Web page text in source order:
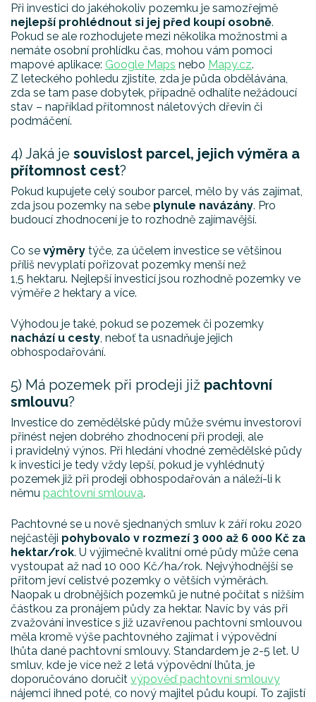
Při investici do jakéhokoliv pozemku je samozřejmě
nejlepší prohlédnout si jej před koupí osobně.
Pokud se ale rozhodujete mezi několika možnostmi a
nemáte osobní prohlídku čas, mohou vám pomoci
mapové aplikace: Google Maps nebo Mapy.cz.
Z leteckého pohledu zjistíte, zda je půda obdělávána,
zda se tam pase dobytek, případně odhalíte nežádoucí
stav – například přítomnost náletových dřevin či
podmáčení.
4) Jaká je souvislost parcel, jejich výměra a
přítomnost cest?
Pokud kupujete celý soubor parcel, mělo by vás zajímat,
zda jsou pozemky na sebe plynule navázány. Pro
budoucí zhodnocení je to rozhodně zajímavější.
Co se výměry týče, za účelem investice se většinou
příliš nevyplatí pořizovat pozemky menší než
1,5 hektaru. Nejlepší investicí jsou rozhodně pozemky ve
výměře 2 hektary a více.
Výhodou je také, pokud se pozemek či pozemky
nachází u cesty , neboť ta usnadňuje jejich
obhospodařování.
5) Má pozemek při prodeji již pachtovní
smlouvu?
Investice do zemědělské půdy může svému investorovi
přinést nejen dobrého zhodnocení při prodeji, ale
i pravidelný výnos. Při hledání vhodné zemědělské půdy
k investici je tedy vždy lepší, pokud je vyhlédnutý
pozemek již při prodeji obhospodařován a náleží-li k
němu pachtovní smlouva.
Pachtovné se u nově sjednaných smluv k září roku 2020
nejčastěji pohybovalo v rozmezí 3 000 až 6 000 Kč za
hektar/rok. U výjimečně kvalitní orné půdy může cena
vystoupat až nad 10 000 Kč/ha/rok. Nejvýhodnější se
přitom jeví celistvé pozemky o větších výměrách.
Naopak u drobnějších pozemků je nutné počítat s nižším
částkou za pronájem půdy za hektar. Navíc by vás při
zvažování investice s již uzavřenou pachtovní smlouvou
měla kromě výše pachtovného zajímat i výpovědní
lhůta dané pachtovní smlouvy. Standardem je 2-5 let. U
smluv, kde je více než 2 letá výpovědní lhůta, je
doporučováno doručit výpověď pachtovní smlouvy
nájemci ihned poté, co nový majitel půdu koupí. To zajistí